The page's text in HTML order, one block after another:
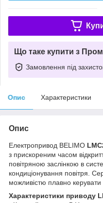
Що таке купити з
Замовлення під
Опис Характеристики
Опис
Електропривод BELIMO
з прискореним часом
повітряною заслінкою в
кондиціонування повітря.
можливістю плавно керувати
Характеристики приводу